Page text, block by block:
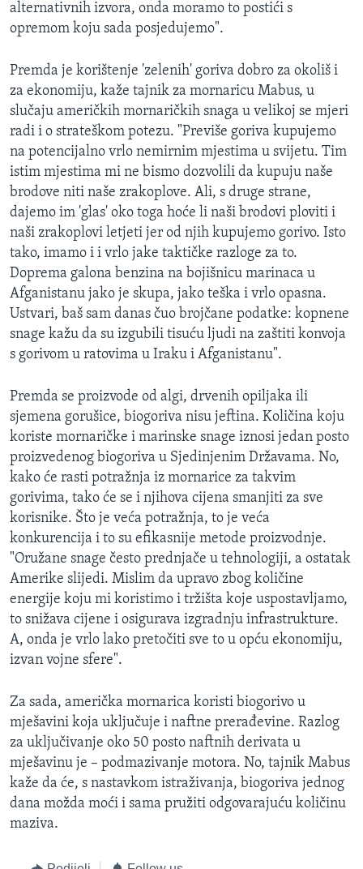
alternativnih izvora, onda moramo to postići s
opremom koju sada posjedujemo".
Premda je korištenje 'zelenih' goriva dobro za okoliš i
za ekonomiju, kaže tajnik za mornaricu Mabus, u
slučaju američkih mornaričkih snaga u velikoj se mjeri
radi i o strateškom potezu. "Previše goriva kupujemo
na potencijalno vrlo nemirnim mjestima u svijetu. Tim
istim mjestima mi ne bismo dozvolili da kupuju naše
brodove niti naše zrakoplove. Ali, s druge strane,
dajemo im 'glas' oko toga hoće li naši brodovi ploviti i
naši zrakoplovi letjeti jer od njih kupujemo gorivo. Isto
tako, imamo i i vrlo jake taktičke razloge za to.
Doprema galona benzina na bojišnicu marinaca u
Afganistanu jako je skupa, jako teška i vrlo opasna.
Ustvari, baš sam danas čuo brojčane podatke: kopnene
snage kažu da su izgubili tisuću ljudi na zaštiti konvoja
s gorivom u ratovima u Iraku i Afganistanu".
Premda se proizvode od algi, drvenih opiljaka ili
sjemena gorušice, biogoriva nisu jeftina. Količina koju
koriste mornaričke i marinske snage iznosi jedan posto
proizvedenog biogoriva u Sjedinjenim Državama. No,
kako će rasti potražnja iz mornarice za takvim
gorivima, tako će se i njihova cijena smanjiti za sve
korisnike. Što je veća potražnja, to je veća
konkurencija i to su efikasnije metode proizvodnje.
"Oružane snage često prednjače u tehnologiji, a ostatak
Amerike slijedi. Mislim da upravo zbog količine
energije koju mi koristimo i tržišta koje uspostavljamo,
to snižava cijene i osigurava izgradnju infrastrukture.
A, onda je vrlo lako pretočiti sve to u opću ekonomiju,
izvan vojne sfere".
Za sada, američka mornarica koristi biogorivo u
mješavini koja uključuje i naftne prerađevine. Razlog
za uključivanje oko 50 posto naftnih derivata u
mješavinu je – podmazivanje motora. No, tajnik Mabus
kaže da će, s nastavkom istraživanja, biogoriva jednog
dana možda moći i sama pružiti odgovarajuću količinu
maziva.